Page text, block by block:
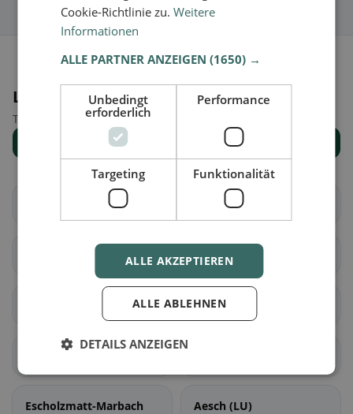
Luoghi nelle vicinanze
Trova il luogo giusto per la tua ricerca di ristoranti.
Mostra tutti i luoghi
Fischbach
Doppleschwand Entlebuch
Romoos
Schüpfheim
Escholzmatt-Marbach Aesch (LU)
Cookie-Richtlinie zu.Weitere
Informationen
ALLE PARTNER ANZEIGEN(1650) →
Unbedingt
erforderlich
Performance
Targeting Funktionalität
ALLE AKZEPTIEREN
ALLE ABLEHNEN
DETAILS ANZEIGEN